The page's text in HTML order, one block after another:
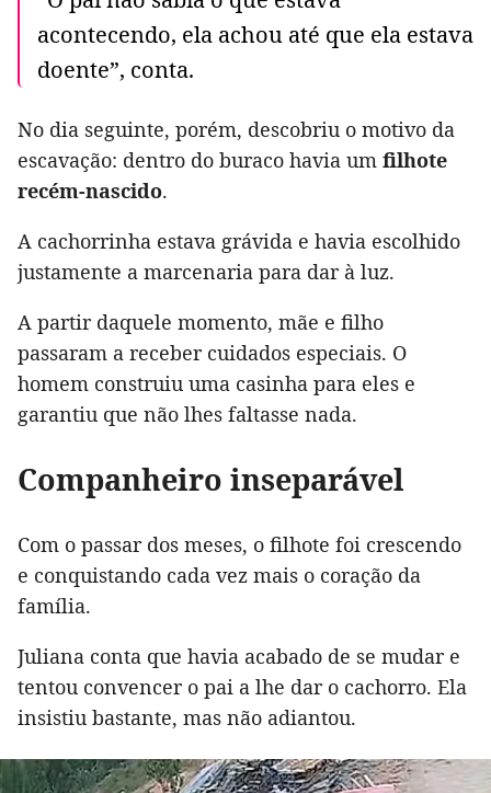
acontecendo, ela achou até que ela estava
doente”, conta.
No dia seguinte, porém, descobriu o motivo da
escavação: dentro do buraco havia um filhote
recém-nascido.
A cachorrinha estava grávida e havia escolhido
justamente a marcenaria para dar à luz.
A partir daquele momento, mãe e filho
passaram a receber cuidados especiais. O
homem construiu uma casinha para eles e
garantiu que não lhes faltasse nada.
Companheiro inseparável
Com o passar dos meses, o filhote foi crescendo
e conquistando cada vez mais o coração da
família.
Juliana conta que havia acabado de se mudar e
tentou convencer o pai a lhe dar o cachorro. Ela
insistiu bastante, mas não adiantou.